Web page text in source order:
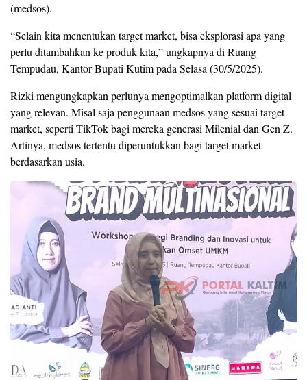
(medsos).
“Selain kita menentukan target market, bisa eksplorasi apa yang
perlu ditambahkan ke produk kita,” ungkapnya di Ruang
Tempudau, Kantor Bupati Kutim pada Selasa (30/5/2025).
Rizki mengungkapkan perlunya mengoptimalkan platform digital
yang relevan. Misal saja penggunaan medsos yang sesuai target
market, seperti TikTok bagi mereka generasi Milenial dan Gen Z.
Artinya, medsos tertentu diperuntukkan bagi target market
berdasarkan usia.